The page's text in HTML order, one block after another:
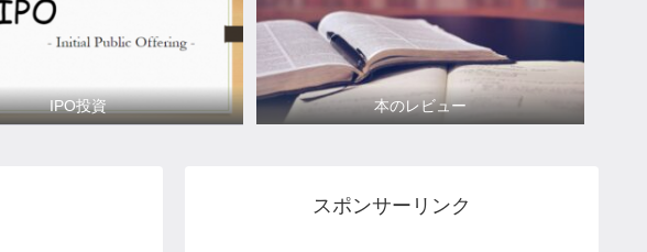
IPO投資 本のレビュー
スポンサーリンク